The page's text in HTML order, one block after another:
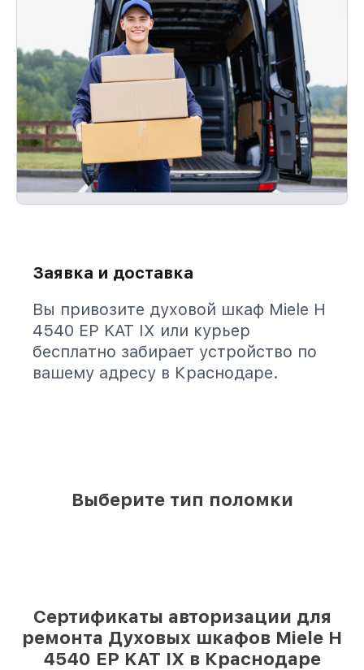
Заявка и доставка
Вы привозите духовой шкаф Miele H
4540 EP KAT IX или курьер
бесплатно забирает устройство по
вашему адресу в Краснодаре.
Выберите тип поломки
Сертификаты авторизации для
ремонта Духовых шкафов Miele H
4540 EP KAT IX в Краснодаре